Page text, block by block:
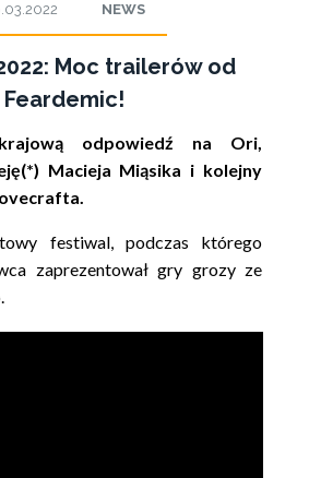
NEWS
Moc trailerów od
Feardemic!
odpowiedź na Ori,
Macieja Miąsika i kolejny
festiwal, podczas którego
zaprezentował gry grozy ze